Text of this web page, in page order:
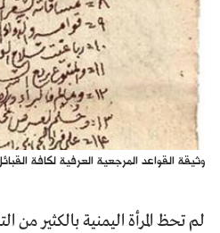
وثيقة القواعد المرجعية العرفية لكافة
لم تحظ المرأة اليمنية بالكثير